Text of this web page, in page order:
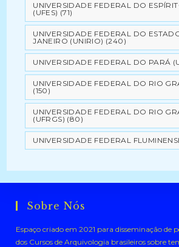
UNIVERSIDADE FEDERAL DO
(UFES) (71)
UNIVERSIDADE FEDERAL DO
JANEIRO (UNIRIO) (240)
UNIVERSIDADE FEDERAL DO PARÁ
UNIVERSIDADE FEDERAL DO RIO
(150)
UNIVERSIDADE FEDERAL DO RIO
(UFRGS) (80)
UNIVERSIDADE FEDERAL
Sobre Nós
Espaço criado em 2021 para disseminação de
dos Cursos de Arquivologia brasileiros sobre